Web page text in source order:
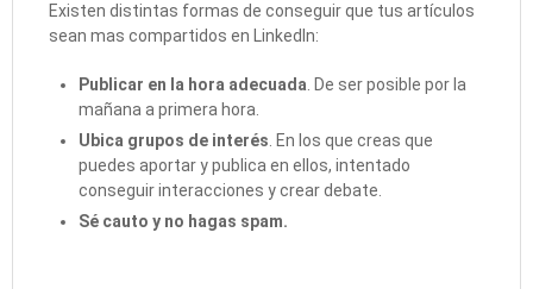
Existen distintas formas de conseguir que tus artículos
sean mas compartidos en LinkedIn:
Publicar en la hora adecuada. De ser posible por la
mañana a primera hora.
Ubica grupos de interés. En los que creas que
puedes aportar y publica en ellos, intentado
conseguir interacciones y crear debate.
Sé cauto y no hagas spam.